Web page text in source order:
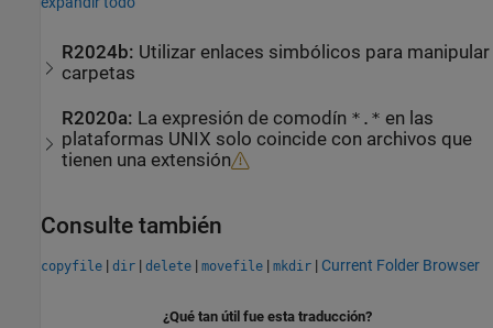
R2024b: Utilizar enlaces simbólicos para manipular
carpetas
R2020a: La expresión de comodín *.* en las
plataformas UNIX solo coincide con archivos que
tienen una extensión
Consulte también
copyfile | dir | delete | movefile | mkdir | Current Folder Browser
¿Qué tan útil fue esta traducción?